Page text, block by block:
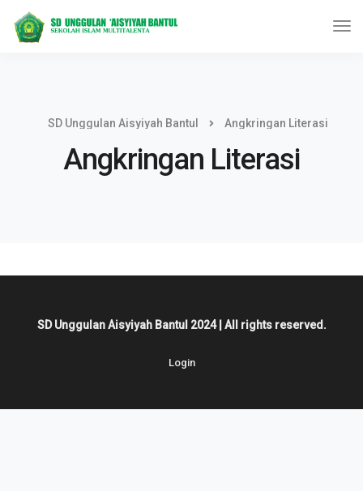
SD Unggulan Aisyiyah Bantul Angkringan Literasi
Angkringan Literasi
SD Unggulan Aisyiyah Bantul 2024 | All rights reserved.
Login